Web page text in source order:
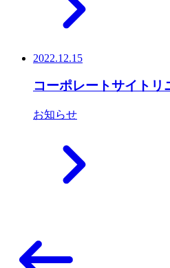
2022.12.15
コーポレートサイトリ
お知らせ